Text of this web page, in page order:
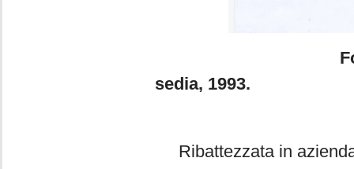
Foto 1. Piero
sedia, 1993.
Ribattezzata in